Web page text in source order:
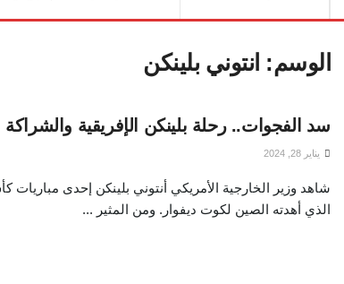
الوسم: انتوني بلينكن
سد الفجوات.. رحلة بلينكن الإفريقية والشراكة
يناير 28, 2024
شاهد وزير الخارجية الأمريكي أنتوني بلينكن إحدى مباريات
الذي أهدته الصين لكوت ديفوار. ومن المثير ...